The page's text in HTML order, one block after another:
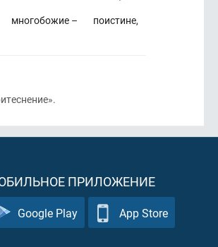
поистине,
многобожие –
ПРИЛОЖЕНИЕ
Google Play App Store